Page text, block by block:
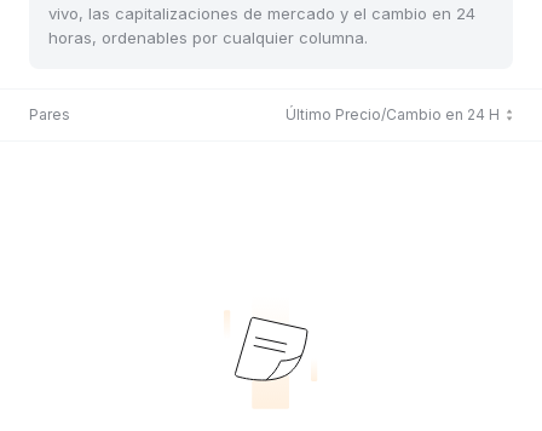
vivo, las capitalizaciones de mercado y el cambio en 24
horas, ordenables por cualquier columna.
Pares Último Precio/Cambio en 24 H